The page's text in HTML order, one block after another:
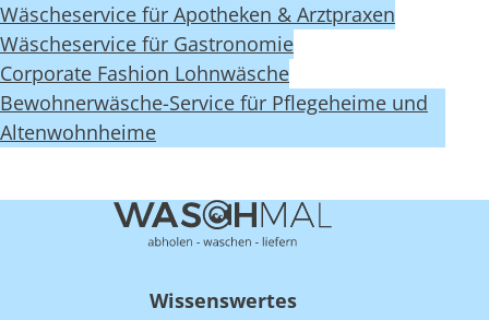
Wäscheservice für Apotheken & Arztpraxen
Wäscheservice für Gastronomie
Corporate Fashion Lohnwäsche
Bewohnerwäsche-Service für Pflegeheime und
Altenwohnheime
Wissenswertes